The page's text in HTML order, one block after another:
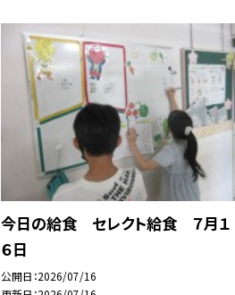
今日の給食 セレクト給食 ７月１
６日
公開日 2026/07/16